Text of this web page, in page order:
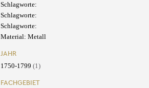
Schlagworte:
Schlagworte:
Schlagworte:
Material: Metall
JAHR
1750-1799 (1)
FACHGEBIET